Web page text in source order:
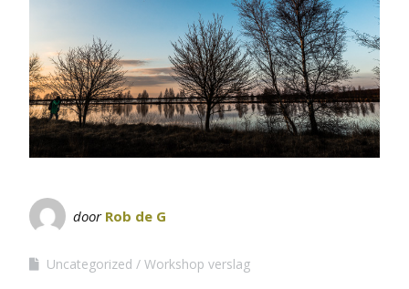
door Rob de G
Uncategorized Workshop verslag